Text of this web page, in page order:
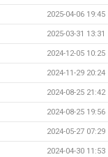
2025-04-06 19:45
2025-03-31 13:31
2024-12-05 10:25
2024-11-29 20:24
2024-08-25 21:42
2024-08-25 19:56
2024-05-27 07:29
2024-04-30 11:53